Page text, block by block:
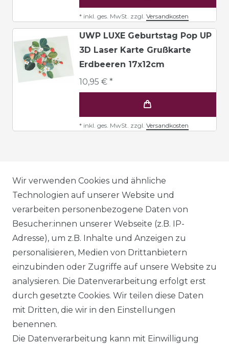
* inkl. ges. MwSt. zzgl. Versandkosten
UWP LUXE Geburtstag Pop UP
3D Laser Karte Grußkarte
Erdbeeren 17x12cm
10,95 € *
* inkl. ges. MwSt. zzgl. Versandkosten
AGB
DATENSCHUTZERKLÄRUNG
WIDERRUFSRECHT
IMPRESSUM
Wir verwenden Cookies und ähnliche
Technologien auf unserer Website und
verarbeiten personenbezogene Daten von
Besucher:innen unserer Webseite (z.B. IP-
Adresse), um z.B. Inhalte und Anzeigen zu
personalisieren, Medien von Drittanbietern
einzubinden oder Zugriffe auf unsere Website zu
analysieren. Die Datenverarbeitung erfolgt erst
durch gesetzte Cookies. Wir teilen diese Daten
mit Dritten, die wir in den Einstellungen
benennen.
Die Datenverarbeitung kann mit Einwilligung